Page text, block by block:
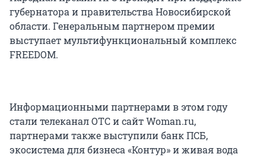
губернатора и правительства Новосибирской
области. Генеральным партнером премии
выступает мультифункциональный комплекс
FREEDOM.
Информационными партнерами в этом году
стали телеканал ОТС и сайт Woman.ru,
партнерами также выступили банк ПСБ,
экосистема для бизнеса «Контур» и живая вода